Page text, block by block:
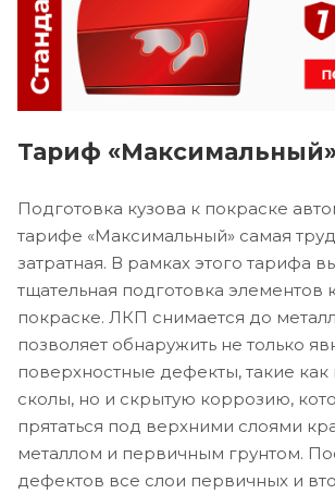
Тариф
Подготовка кузова к покраске
тарифе «Максимальный» самая
затратная. В рамках этого тарифа
тщательная подготовка элементов
покраске. ЛКП снимается до
позволяет обнаружить не только
поверхностные дефекты, такие как
сколы, но и скрытую коррозию,
прятаться под верхними слоями
металлом и первичным грунтом.
дефектов все слои первичных и